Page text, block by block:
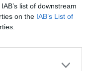
list of downstream
on the IAB’s List of
Ευρώπη.